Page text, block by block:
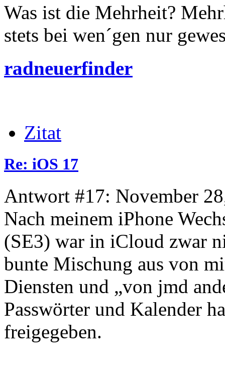
Was ist die Mehrheit?
stets bei wen´gen nur
radneuerfinder
Zitat
Re: iOS 17
Antwort #17: November
Nach meinem iPhone
(SE3) war in iCloud zwar
bunte Mischung aus von
Diensten und „von jmd
Passwörter und Kalender
freigegeben.